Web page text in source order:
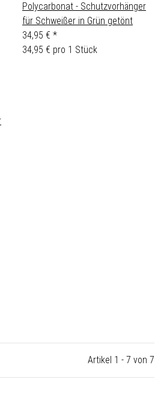
Polycarbonat - Schutzvorhänger
für Schweißer in Grün getönt
34,95 € *
34,95 € pro 1 Stück
Artikel 1 - 7 von 7